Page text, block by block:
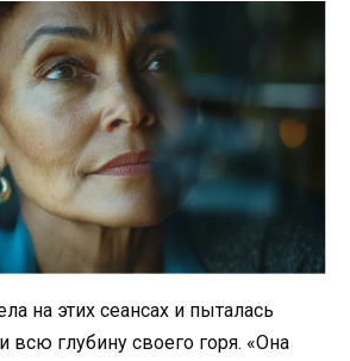
на этих сеансах и пыталась
всю глубину своего горя. «Она